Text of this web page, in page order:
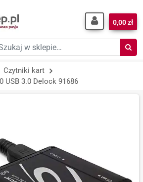
0,00 zł
Czytniki kart
USB 3.0 Delock 91686